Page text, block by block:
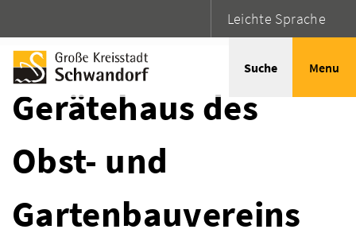
Leichte Sprache
Suche Menu
Gerätehaus des
Obst- und
Gartenbauvereins